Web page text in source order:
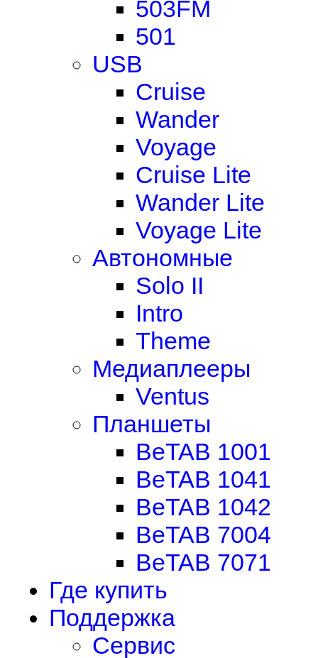
503FM
501
USB
Cruise
Wander
Voyage
Cruise Lite
Wander Lite
Voyage Lite
Автономные
Solo II
Intro
Theme
Медиаплееры
Ventus
Планшеты
BeTAB 1001
BeTAB 1041
BeTAB 1042
BeTAB 7004
BeTAB 7071
Где купить
Поддержка
Сервис